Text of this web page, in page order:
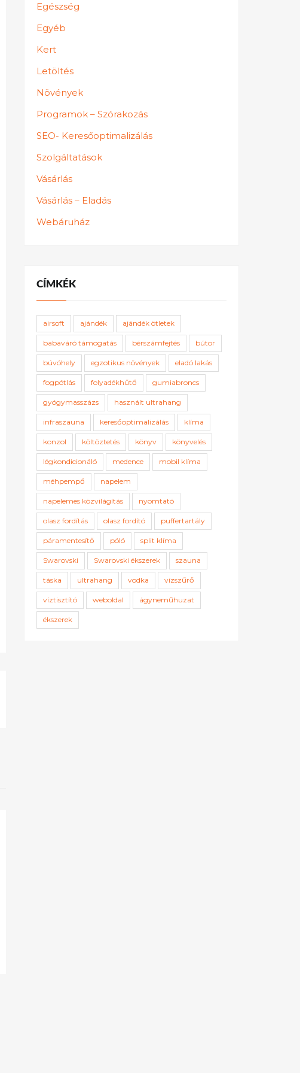
Egészség
Egyéb
Kert
Letöltés
Növények
Programok – Szórakozás
SEO- Keresőoptimalizálás
Szolgáltatások
Vásárlás
Vásárlás – Eladás
Webáruház
CÍMKÉK
airsoft ajándék ajándék ötletek
babaváró támogatás bérszámfejtés bútor
búvóhely egzotikus növények eladó lakás
fogpótlás folyadékhűtő gumiabroncs
gyógymasszázs használt ultrahang
infraszauna keresőoptimalizálás klíma
konzol költöztetés könyv könyvelés
légkondicionáló medence mobil klíma
méhpempő napelem
napelemes közvilágítás nyomtató
olasz fordítás olasz fordító puffertartály
páramentesítő póló split klíma
Swarovski Swarovski ékszerek szauna
táska ultrahang vodka vízszűrő
víztisztító weboldal ágyneműhuzat
ékszerek